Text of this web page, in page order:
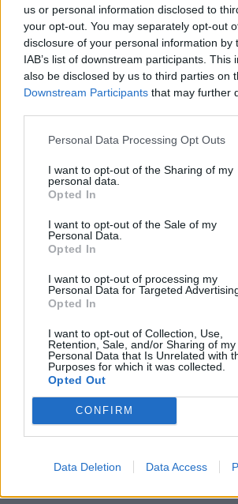
us or personal information disclosed to
your opt-out. You may separately opt-out
disclosure of your personal information by
IAB’s list of downstream participants. This
also be disclosed by us to third parties on
Downstream Participants that may further
Personal Data Processing Opt Outs
I want to opt-out of the Sharing of my
personal data.
Opted In
I want to opt-out of the Sale of my
Personal Data.
Opted In
I want to opt-out of processing my
Personal Data for Targeted
Opted In
I want to opt-out of Collection, Use,
Retention, Sale, and/or Sharing of my
Personal Data that Is Unrelated with
Purposes for which it was collected.
Opted Out
CONFIRM
Data Deletion Data Access
12:27
Μήλος: Ελικόπτερο… προσγειώθηκε στο
να κάνουν μπάνιο οι επιβάτες του -
12:15
Τροχαίο ατύχημα το πρωί στην Πάρνηθα
νοσοκομείο 4 άτομα
ΣΧΕΤΙΚA AΡΘΡΑ
Σκέρτσος: Από τον Δεκέμβριο του
του 2018 έως
2025 οι
δισ. ευρώ σε